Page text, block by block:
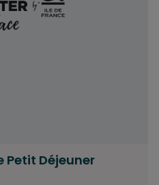
Petit Déjeuner